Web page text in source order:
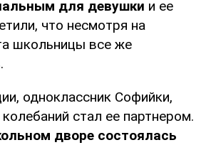
для девушки и ее
что несмотря на
школьницы все же
одноклассник Софийки,
стал ее партнером.
дворе состоялась